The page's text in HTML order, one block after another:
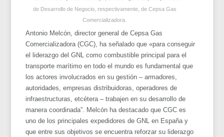
de Desarrollo de Negocio, respectivamente, de Cepsa Gas
Comercializadora.
Antonio Melcón, director general de Cepsa Gas
Comercializadora (CGC), ha señalado que «para conseguir
el liderazgo del GNL como combustible principal para el
transporte marítimo en todo el mundo es fundamental que
los actores involucrados en su gestión – armadores,
autoridades, empresas distribuidoras, operadores de
infraestructuras, etcétera – trabajen en su desarrollo de
manera coordinada”. Melcón ha destacado que CGC es
uno de los principales expedidores de GNL en España y
que entre sus objetivos se encuentra reforzar su liderazgo